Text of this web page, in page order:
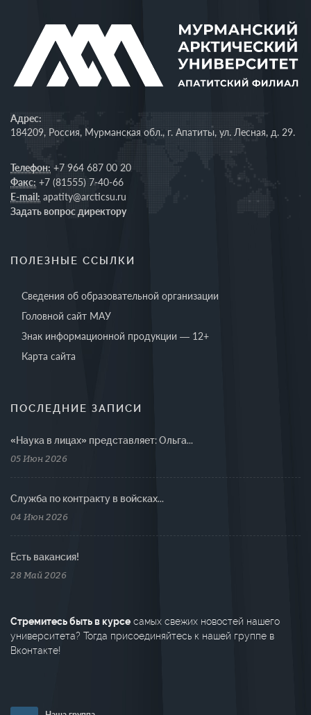
Адрес:
184209, Россия, Мурманская обл., г. Апатиты, ул. Лесная, д. 29.
Телефон: +7 964 687 00 20
Факс: +7 (81555) 7-40-66
E-mail: apatity@arcticsu.ru
Задать вопрос директору
ПОЛЕЗНЫЕ ССЫЛКИ
Сведения об образовательной организации
Головной сайт МАУ
Знак информационной продукции — 12+
Карта сайта
ПОСЛЕДНИЕ ЗАПИСИ
«Наука в лицах» представляет: Ольга...
05 Июн 2026
Cлужба по контракту в войсках...
04 Июн 2026
Есть вакансия!
28 Май 2026
Стремитесь быть в курсе самых свежих новостей нашего
университета? Тогда присоединяйтесь к нашей группе в
Вконтакте!